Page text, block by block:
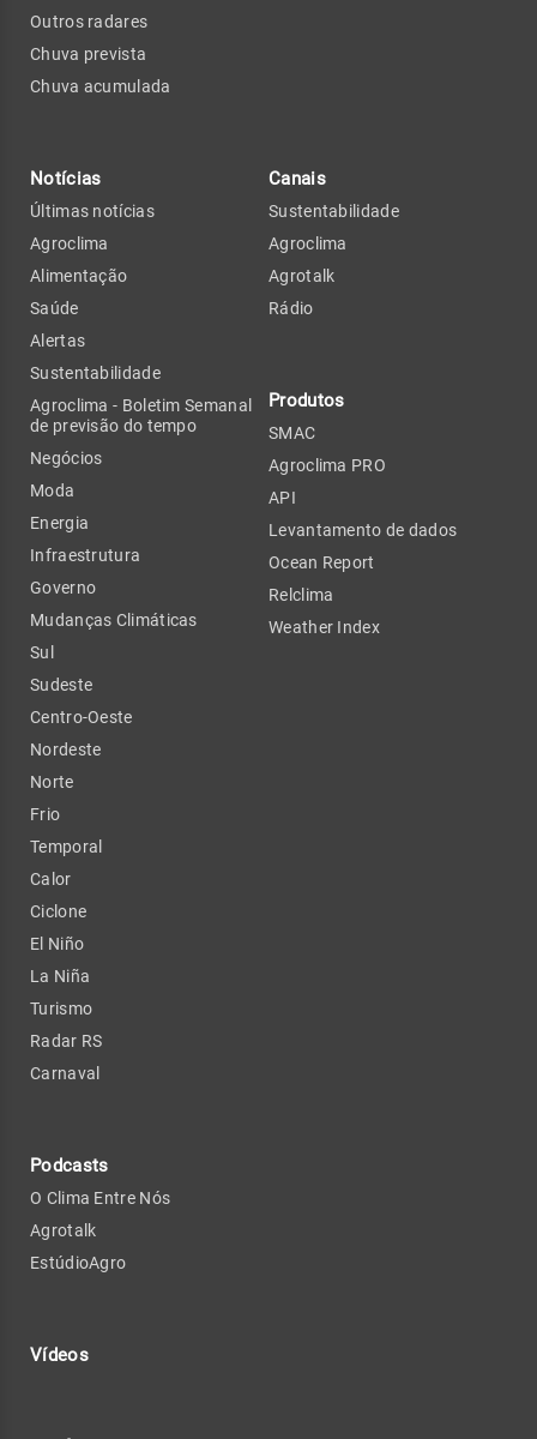
Outros radares
Chuva prevista
Chuva acumulada
Notícias
Últimas notícias
Agroclima
Alimentação
Saúde
Alertas
Sustentabilidade
Agroclima - Boletim Semanal
de previsão do tempo
Negócios
Moda
Energia
Infraestrutura
Governo
Mudanças Climáticas
Sul
Sudeste
Centro-Oeste
Nordeste
Norte
Frio
Temporal
Calor
Ciclone
El Niño
La Niña
Turismo
Radar RS
Carnaval
Podcasts
O Clima Entre Nós
Agrotalk
EstúdioAgro
Vídeos
Canais
Sustentabilidade
Agroclima
Agrotalk
Rádio
Produtos
SMAC
Agroclima PRO
API
Levantamento de dados
Ocean Report
Relclima
Weather Index